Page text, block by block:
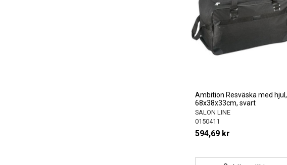
Ambition Resväska med hjul,
68x38x33cm, svart
SALON LINE
0150411
594,69 kr